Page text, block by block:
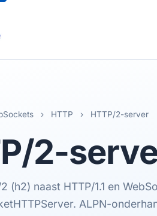
› HTTP › HTTP/2-server
2-
(h2) naast HTTP/1.1 en
ALPN-